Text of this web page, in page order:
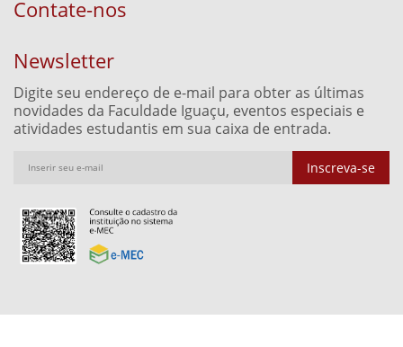
Contate-nos
Newsletter
Digite seu endereço de e-mail para obter as últimas
novidades da Faculdade Iguaçu, eventos especiais e
atividades estudantis em sua caixa de entrada.
Inscreva-se